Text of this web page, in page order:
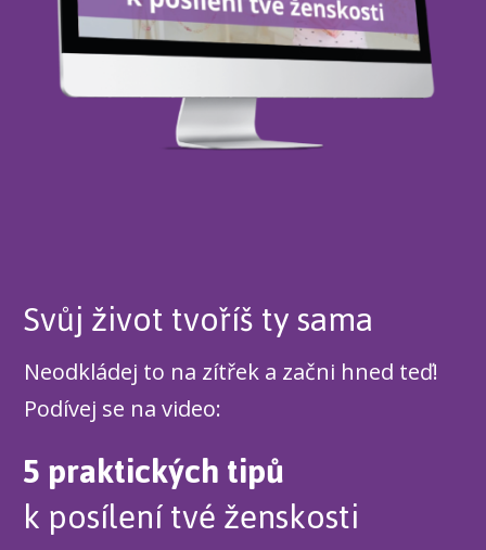
Svůj život tvoříš ty sama
Neodkládej to na zítřek a začni hned teď!
Podívej se na video:
5 praktických tipů
k posílení tvé ženskosti